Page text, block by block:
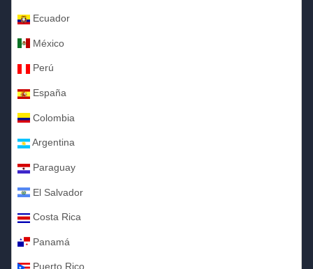
Ecuador
México
Perú
España
Colombia
Argentina
Paraguay
El Salvador
Costa Rica
Panamá
Puerto Rico